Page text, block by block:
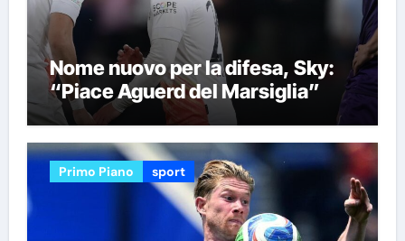
Nome nuovo per la difesa, Sky:
“Piace Aguerd del Marsiglia”
Primo Piano sport